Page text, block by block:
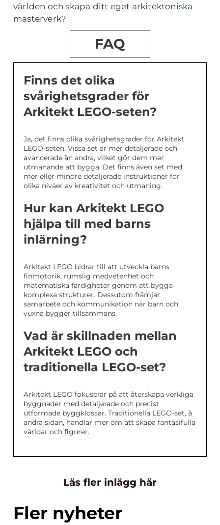
världen och skapa ditt eget arkitektoniska
mästerverk?
FAQ
Finns det olika
svårighetsgrader för
Arkitekt LEGO-seten?
Ja, det finns olika svårighetsgrader för Arkitekt
LEGO-seten. Vissa set är mer detaljerade och
avancerade än andra, vilket gör dem mer
utmanande att bygga. Det finns även set med
mer eller mindre detaljerade instruktioner för
olika nivåer av kreativitet och utmaning.
Hur kan Arkitekt LEGO
hjälpa till med barns
inlärning?
Arkitekt LEGO bidrar till att utveckla barns
finmotorik, rumslig medvetenhet och
matematiska färdigheter genom att bygga
komplexa strukturer. Dessutom främjar
samarbete och kommunikation när barn och
vuxna bygger tillsammans.
Vad är skillnaden mellan
Arkitekt LEGO och
traditionella LEGO-set?
Arkitekt LEGO fokuserar på att återskapa verkliga
byggnader med detaljerade och precist
utformade byggklossar. Traditionella LEGO-set, å
andra sidan, handlar mer om att skapa fantasifulla
världar och figurer.
Läs fler inlägg här
Fler nyheter